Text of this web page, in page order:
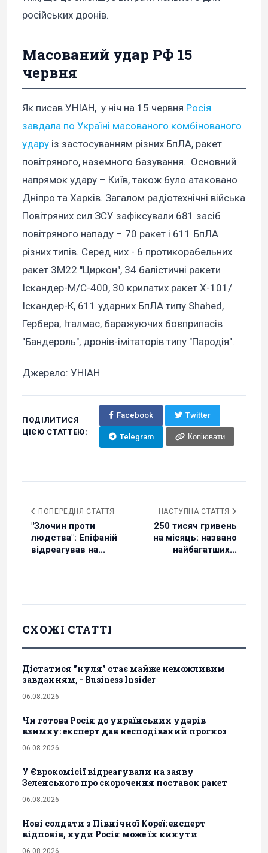
російських дронів.
Масований удар РФ 15
червня
Як писав УНІАН, у ніч на 15 червня Росія
завдала по Україні масованого комбінованого
удару із застосуванням різних БпЛА, ракет
повітряного, наземного базування. Основний
напрямок удару – Київ, також було атаковано
Дніпро та Харків. Загалом радіотехнічні війська
Повітряних сил ЗСУ зафіксували 681 засіб
повітряного нападу – 70 ракет і 611 БпЛА
різних типів. Серед них - 6 протикорабельних
ракет 3М22 "Циркон", 34 балістичні ракети
Іскандер-М/С-400, 30 крилатих ракет Х-101/
Іскандер-К, 611 ударних БпЛА типу Shahed,
Гербера, Італмас, баражуючих боєприпасів
"Бандероль", дронів-імітаторів типу "Пародія".
Джерело: УНІАН
ПОДІЛИТИСЯ
ЦІЄЮ СТАТТЕЮ:
Facebook Twitter
Telegram Копіювати
ПОПЕРЕДНЯ СТАТТЯ
"Злочин проти
людства": Епіфаній
відреагував на...
НАСТУПНА СТАТТЯ
250 тисяч гривень
на місяць: названо
найбагатших...
СХОЖІ СТАТТІ
Дістатися "нуля" стає майже неможливим
завданням, - Business Insider
06.08.2026
Чи готова Росія до українських ударів
взимку: експерт дав несподіваний прогноз
06.08.2026
У Єврокомісії відреагували на заяву
Зеленського про скорочення поставок ракет
06.08.2026
Нові солдати з Північної Кореї: експерт
відповів, куди Росія може їх кинути
06.08.2026